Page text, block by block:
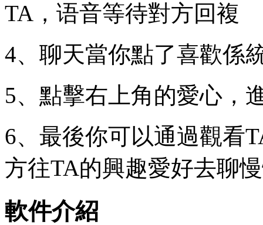
TA，语音等待對方回複
4、聊天當你點了喜歡係
5、點擊右上角的愛心，
6、最後你可以通過觀看
方往TA的興趣愛好去聊
軟件介紹